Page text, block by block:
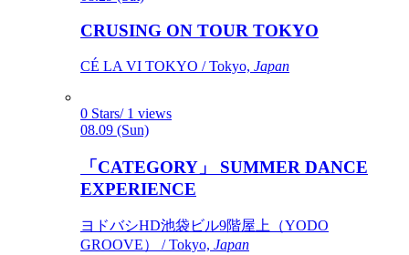
CRUSING ON TOUR TOKYO
CÉ LA VI TOKYO / Tokyo, Japan
0 Stars/ 1 views
08.09 (Sun)
「CATEGORY」 SUMMER DANCE
EXPERIENCE
ヨドバシHD池袋ビル9階屋上（YODO
GROOVE） / Tokyo, Japan